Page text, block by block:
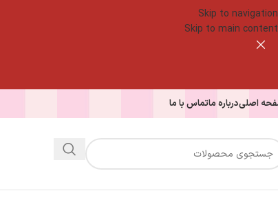
Skip to navigation
Skip to main content
اصلیدرباره ماتماس با ما